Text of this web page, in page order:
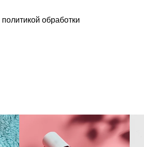
политикой обработки